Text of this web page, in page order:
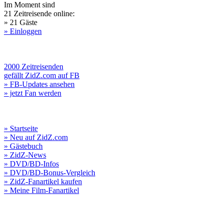
Im Moment sind
21 Zeitreisende online:
» 21 Gäste
» Einloggen
2000 Zeitreisenden
gefällt ZidZ.com auf FB
» FB-Updates ansehen
» jetzt Fan werden
» Startseite
» Neu auf ZidZ.com
» Gästebuch
» ZidZ-News
» DVD/BD-Infos
» DVD/BD-Bonus-Vergleich
» ZidZ-Fanartikel kaufen
» Meine Film-Fanartikel